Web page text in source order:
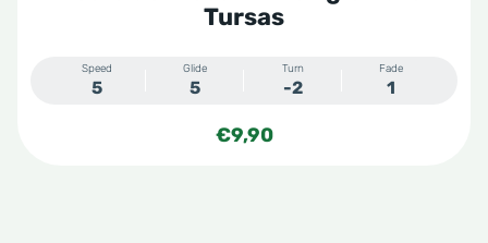
Tursas
Speed
5
Glide
5
Turn
-2
Fade
1
€9,90